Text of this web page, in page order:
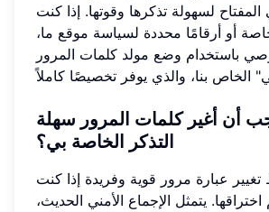
لسهولة تذكرها وقوتها. إذا كنت
أو أرقامًا محددة لسياسة موقع ما،
باستخدام وضع مولد كلمات المرور
أن أغير كلمات المرور سهلة
التذكر الخاصة بي؟
عبارة مرور قوية وفريدة إذا كنت
يتمثل الإجماع الأمني الحديث،